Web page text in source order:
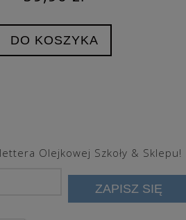
DO KOSZYKA
Olejkowej Szkoły & Sklepu!
ZAPISZ SIĘ